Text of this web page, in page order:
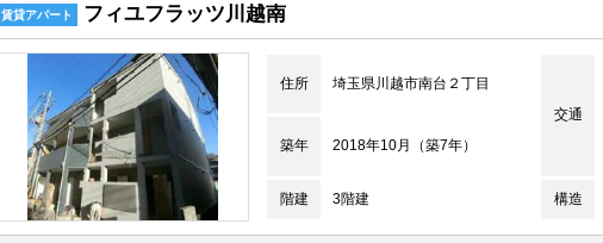
賃貸アパート フィユフラッツ川越南
住所 埼玉県川越市南台２丁目
交通
築年 2018年10月（築7年）
階建 3階建 構造